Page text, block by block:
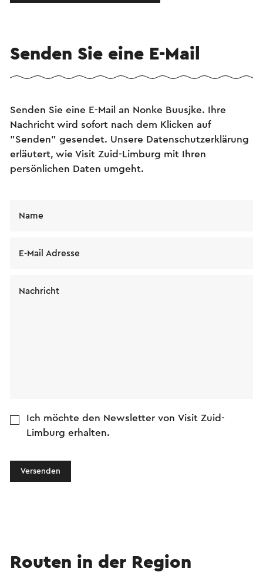
Senden Sie eine E-Mail
Senden Sie eine E-Mail an Nonke Buusjke. Ihre
Nachricht wird sofort nach dem Klicken auf
"Senden" gesendet. Unsere Datenschutzerklärung
erläutert, wie Visit Zuid-Limburg mit Ihren
persönlichen Daten umgeht.
Name
E-Mail Adresse
Nachricht
Ich möchte den Newsletter von Visit Zuid-
Limburg erhalten.
Versenden
Routen in der Region